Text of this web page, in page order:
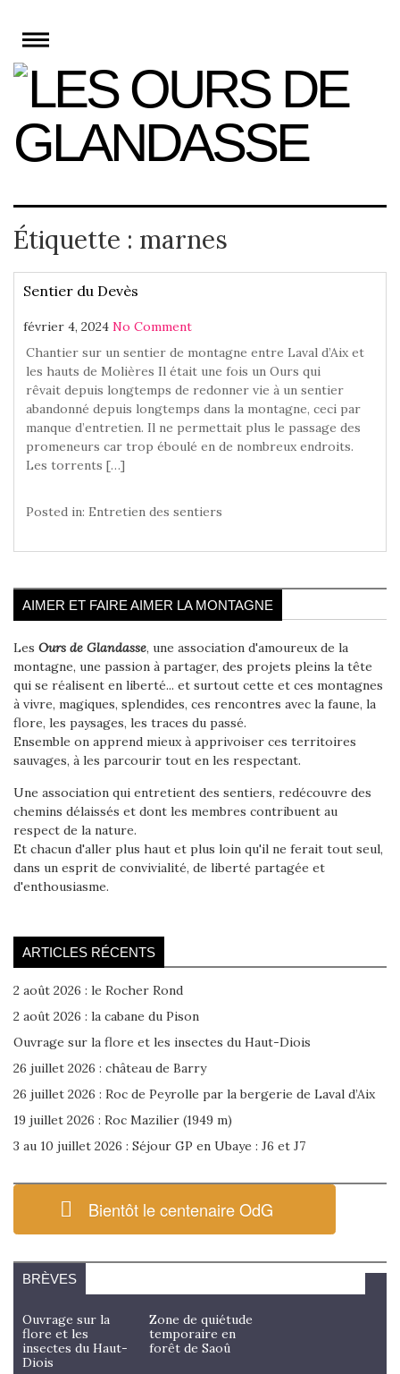
content
Étiquette : marnes
Sentier du Devès
février 4, 2024 No Comment
Chantier sur un sentier de montagne entre Laval d’Aix et
les hauts de Molières Il était une fois un Ours qui
rêvait depuis longtemps de redonner vie à un sentier
abandonné depuis longtemps dans la montagne, ceci par
manque d’entretien. Il ne permettait plus le passage des
promeneurs car trop éboulé en de nombreux endroits.
Les torrents […]
Posted in: Entretien des sentiers
AIMER ET FAIRE AIMER LA MONTAGNE
Les Ours de Glandasse, une association d'amoureux de la
montagne, une passion à partager, des projets pleins la tête
qui se réalisent en liberté... et surtout cette et ces montagnes
à vivre, magiques, splendides, ces rencontres avec la faune, la
flore, les paysages, les traces du passé.
Ensemble on apprend mieux à apprivoiser ces territoires
sauvages, à les parcourir tout en les respectant.
Une association qui entretient des sentiers, redécouvre des
chemins délaissés et dont les membres contribuent au
respect de la nature.
Et chacun d'aller plus haut et plus loin qu'il ne ferait tout seul,
dans un esprit de convivialité, de liberté partagée et
d'enthousiasme.
ARTICLES RÉCENTS
2 août 2026 : le Rocher Rond
2 août 2026 : la cabane du Pison
Ouvrage sur la flore et les insectes du Haut-Diois
26 juillet 2026 : château de Barry
26 juillet 2026 : Roc de Peyrolle par la bergerie de Laval d’Aix
19 juillet 2026 : Roc Mazilier (1949 m)
3 au 10 juillet 2026 : Séjour GP en Ubaye : J6 et J7
Bientôt le centenaire OdG
BRÈVES
Ouvrage sur la
flore et les
insectes du Haut-
Diois
Zone de quiétude
temporaire en
forêt de Saoû